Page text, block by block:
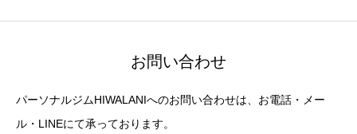
お問い合わせ
パーソナルジムHIWALANIへのお問い合わせは、お電話・メー
ル・LINEにて承っております。